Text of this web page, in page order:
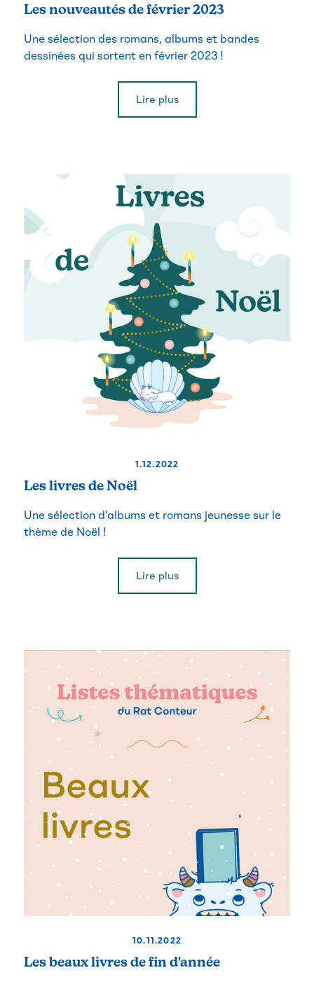
Les nouveautés de février 2023
Une sélection des romans, albums et bandes
dessinées qui sortent en février 2023 !
Lire plus
1.12.2022
Les livres de Noël
Une sélection d'albums et romans jeunesse sur le
thème de Noël !
Lire plus
10.11.2022
Les beaux livres de fin d'année